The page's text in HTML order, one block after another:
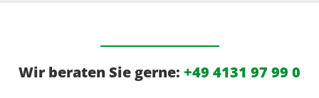
Wir beraten Sie gerne: +49 4131 97 99 0